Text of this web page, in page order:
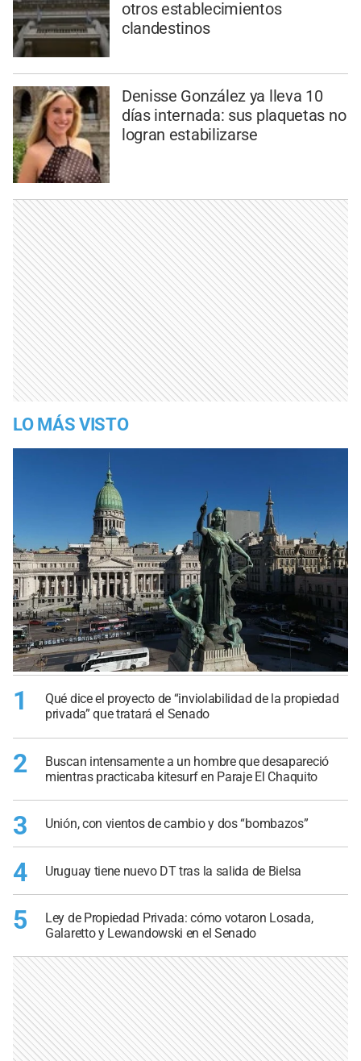
otros establecimientos
clandestinos
Denisse González ya lleva 10
días internada: sus plaquetas no
logran estabilizarse
LO MÁS VISTO
1
Qué dice el proyecto de “inviolabilidad de la propiedad
privada” que tratará el Senado
2
Buscan intensamente a un hombre que desapareció
mientras practicaba kitesurf en Paraje El Chaquito
3 Unión, con vientos de cambio y dos “bombazos”
4 Uruguay tiene nuevo DT tras la salida de Bielsa
5
Ley de Propiedad Privada: cómo votaron Losada,
Galaretto y Lewandowski en el Senado